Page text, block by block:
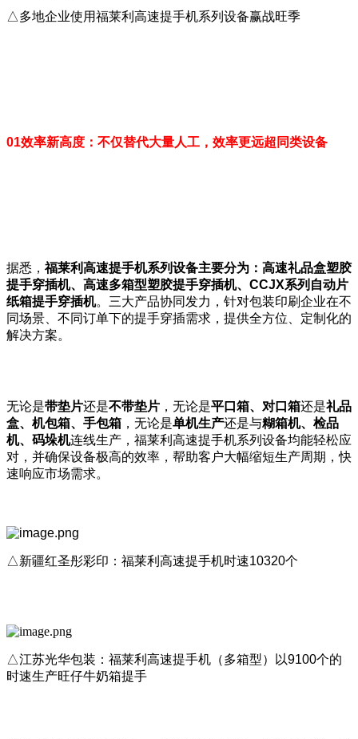
△多地企业使用福莱利高速提手机系列设备赢战旺季
01效率新高度：不仅替代大量人工，效率更远超同类设备
据悉，福莱利高速提手机系列设备主要分为：高速礼品盒塑胶
提手穿插机、高速多箱型塑胶提手穿插机、 CCJX系列自动片
纸箱提手穿插机。三大产品协同发力，针对包装印刷企业在不
同场景、不同订单下的提手穿插需求，提供全方位、定制化的
解决方案。
无论是带垫片还是不带垫片 ，无论是平口箱、对口箱还是礼品
盒、机包箱、手包箱 ，无论是单机生产还是与糊箱机、检品
机、码垛机连线生产，福莱利高速提手机系列设备均能轻松应
对，并确保设备极高的效率，帮助客户大幅缩短生产周期，快
速响应市场需求。
△新疆红圣彤彩印：福莱利高速提手机时速10320个
△江苏光华包装：福莱利高速提手机（多箱型）以9100个的
时速生产旺仔牛奶箱提手